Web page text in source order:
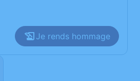
Je rends hommage